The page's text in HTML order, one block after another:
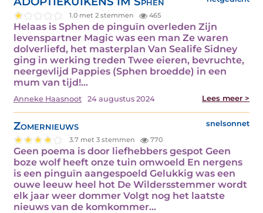
1.0 met 2 stemmen 465
Helaas is Sphen de pinguïn overleden Zijn
levenspartner Magic was een man Ze waren
dolverliefd, het masterplan Van Sealife Sidney
ging in werking treden Twee eieren, bevruchte,
neergevlijd Pappies (Sphen broedde) in een
mum van tijd!…
Anneke Haasnoot 24 augustus 2024 Lees meer >
Zomernieuws snelsonnet
3.7 met 3 stemmen 770
Geen poema is door liefhebbers gespot Geen
boze wolf heeft onze tuin omwoeld En nergens
is een pinguïn aangespoeld Gelukkig was een
ouwe leeuw heel hot De Wildersstemmer wordt
elk jaar weer dommer Volgt nog het laatste
nieuws van de komkommer…